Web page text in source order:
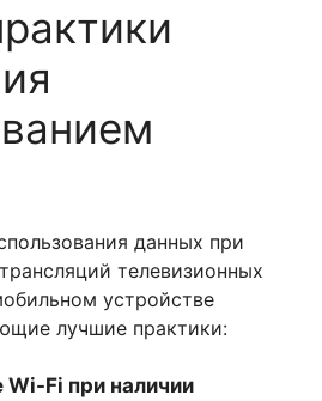
данных при
телевизионных
устройстве
лучшие практики:
Wi-Fi при наличии